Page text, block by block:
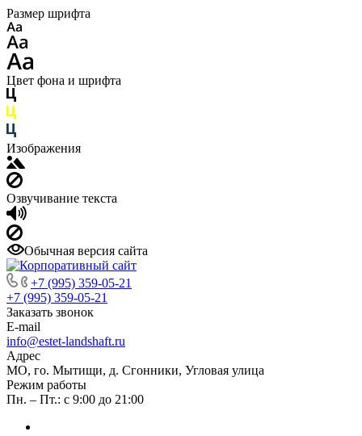
Размер шрифта
Цвет фона и шрифта
Изображения
Озвучивание текста
Обычная версия сайта
+7 (995) 359-05-21
+7 (995) 359-05-21
Заказать звонок
E-mail
info@estet-landshaft.ru
Адрес
МО, го. Мытищи, д. Сгонники, Угловая улица
Режим работы
Пн. – Пт.: с 9:00 до 21:00